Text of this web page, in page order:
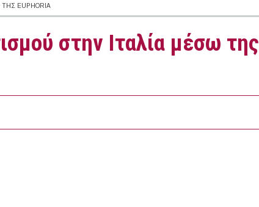
EUPHORIA
στην Iταλία μέσω της